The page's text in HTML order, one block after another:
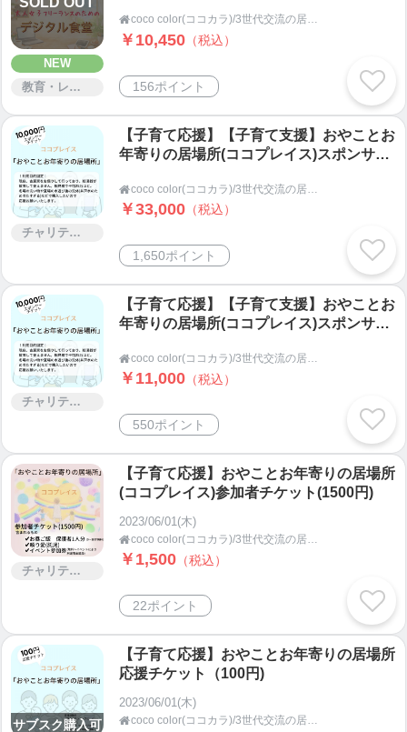
す。
また、子ども食堂をやっているのなら、デジタル食
何かやりたい！その先に必須の、デジタルツールの
あれこれをお伝えします。
あなたの「やってみたい」を叶える場所がcoco col
ぜひ、一度ご相談ください！お話しましょう！
茨城県鹿嶋市からお届けします。
ルールはただ一つ「人が嫌がることはしない」。
目標はただ一つ「世代や血縁を超えた、人のつなが
りの中で心理的安心安全な場所を作ること」
また、ガラッと話が変わりますが
実家は愛媛県でみかん農家をしています。
つわりのときには大変お世話になりました（笑）
とってもおいしいのでそちらも時々、お知らせさせ
ていただきますね。
実家のみかんは都内の有名ケーキ店様や地方飲食店
様にも販売しております。両親二人で栽培から発送
まですべてを担っております。まずはご相談くださ
NEW
教育・レッスン・講習
 coco color(ココカラ)/3世代交流の居場所ココプレイス(茨城県鹿嶋市・潮来市の子ども食堂)/デジタル食堂
￥10,450 （税込）
156ポイント
チャリティー
【子育て応援】【子育て支援】おやことお
年寄りの居場所(ココプレイス)スポンサー

￥33,000 （税込）
1,650ポイント
チャリティー
【子育て応援】【子育て支援】おやことお
年寄りの居場所(ココプレイス)スポンサー

￥11,000 （税込）
550ポイント
チャリティー
【子育て応援】おやことお年寄りの居場所
(ココプレイス)参加者チケット(1500円)
2023/06/01(木)
 coco color(ココカラ)/3世代交流の居場所ココプレイス(茨城県鹿嶋市・潮来市の子ども食堂)/デジタル食堂
￥1,500 （税込）
22ポイント
サブスク購入可
【子育て応援】おやことお年寄りの居場所
応援チケット（100円)
2023/06/01(木)
 coco color(ココカラ)/3世代交流の居場所ココプレイス(茨城県鹿嶋市・潮来市の子ども食堂)/デジタル食堂